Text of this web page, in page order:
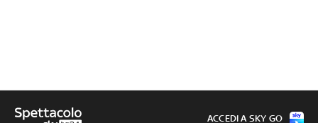
ACCEDI A SKY GO